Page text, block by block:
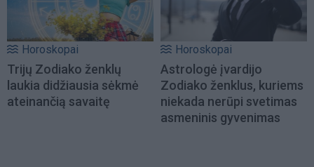
Horoskopai
Trijų Zodiako ženklų
laukia didžiausia sėkmė
ateinančią savaitę
Horoskopai
Astrologė įvardijo
Zodiako ženklus, kuriems
niekada nerūpi svetimas
asmeninis gyvenimas